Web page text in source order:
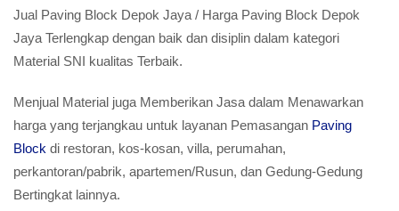
Jual Paving Block Depok Jaya / Harga Paving Block Depok
Jaya Terlengkap dengan baik dan disiplin dalam kategori
Material SNI kualitas Terbaik.
Menjual Material juga Memberikan Jasa dalam Menawarkan
harga yang terjangkau untuk layanan Pemasangan Paving
Block di restoran, kos-kosan, villa, perumahan,
perkantoran/pabrik, apartemen/Rusun, dan Gedung-Gedung
Bertingkat lainnya.